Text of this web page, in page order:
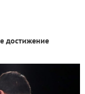
достижение